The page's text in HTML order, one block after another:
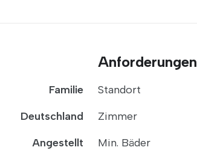
Familie
Deutschland
Angestellt
Anforderungen
Standort
Zimmer
Min. Bäder